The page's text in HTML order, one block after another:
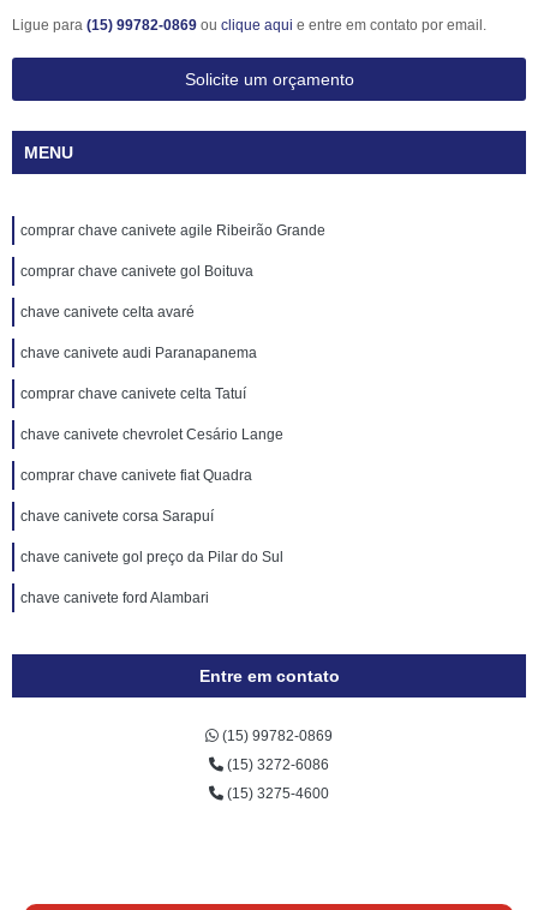
Ligue para (15) 99782-0869 ou clique aqui e entre em contato por email.
Solicite um orçamento
MENU
comprar chave canivete agile Ribeirão Grande
comprar chave canivete gol Boituva
chave canivete celta avaré
chave canivete audi Paranapanema
comprar chave canivete celta Tatuí
chave canivete chevrolet Cesário Lange
comprar chave canivete fiat Quadra
chave canivete corsa Sarapuí
chave canivete gol preço da Pilar do Sul
chave canivete ford Alambari
Entre em contato
(15) 99782-0869
(15) 3272-6086
(15) 3275-4600